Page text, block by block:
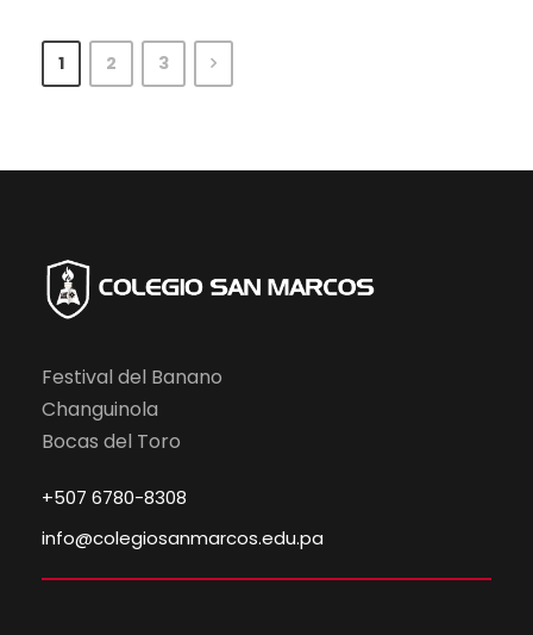
1 2 3
Festival del Banano
Changuinola
Bocas del Toro
+507 6780-8308
info@colegiosanmarcos.edu.pa